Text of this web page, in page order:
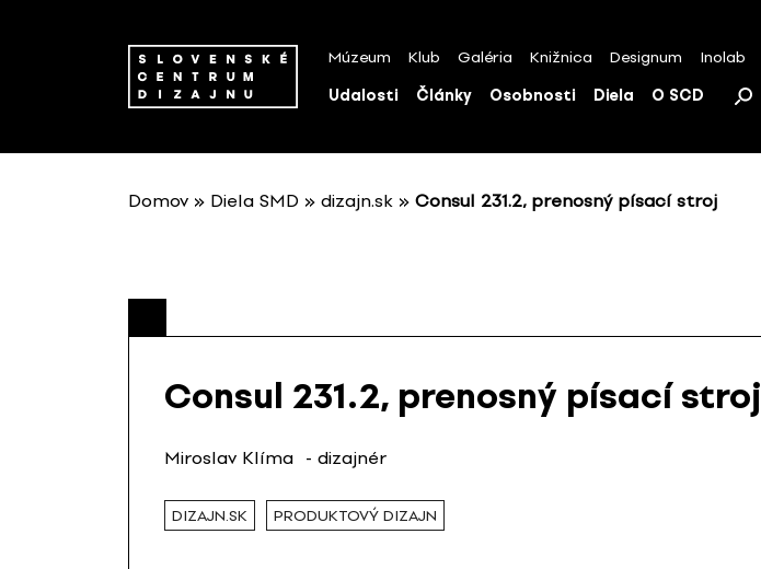
Múzeum Klub Galéria Knižnica Designum Inolab
Udalosti Články Osobnosti Diela O SCD
Domov » Diela SMD » dizajn.sk » Consul 231.2, prenosný písací stroj
Consul 231.2, prenosný písací stroj
Miroslav Klíma - dizajnér
DIZAJN.SK PRODUKTOVÝ DIZAJN